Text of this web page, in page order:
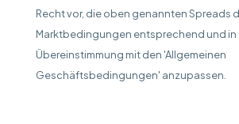
Recht vor, die oben genannten Spreads
Marktbedingungen entsprechend und in
Übereinstimmung mit den 'Allgemeinen
Geschäftsbedingungen' anzupassen.